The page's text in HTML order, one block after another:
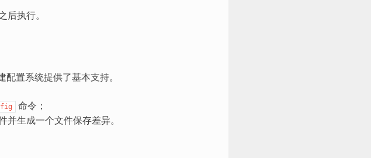
后执行。
配置系统提供了基本支持。
命令；
并生成一个文件保存差异。